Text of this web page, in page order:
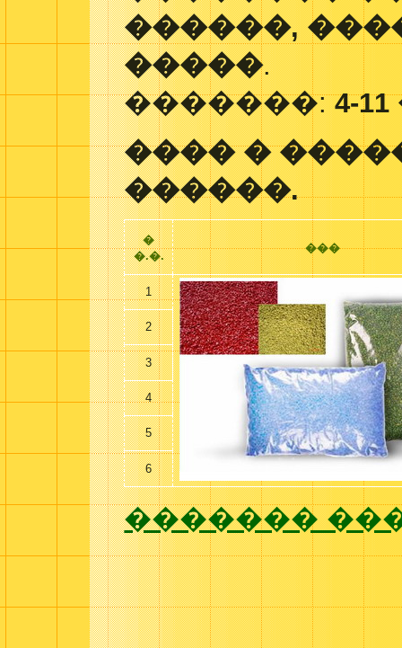
������,
�����.
�������:4-
���� �
������.
�
�.�.
���
1
2
3
4
5
6
�������